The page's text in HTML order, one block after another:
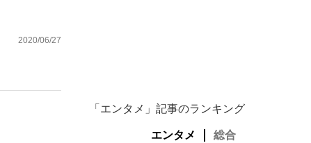
2020/06/27
「エンタメ」記事のランキング
エンタメ 総合